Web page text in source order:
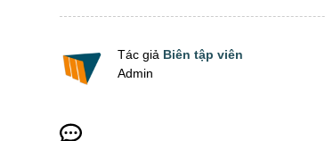
Tác giả Biên tập viên
Admin